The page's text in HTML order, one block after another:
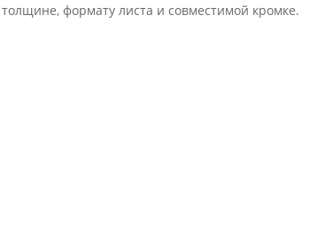
формату листа и совместимой кромке.